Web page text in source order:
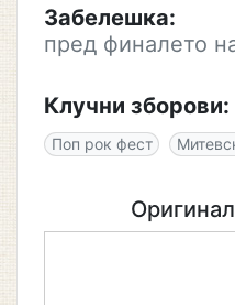
Забелешка:
пред финалето
Клучни зборови:
Поп рок фест